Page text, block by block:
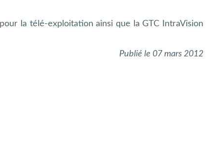
la télé-exploitation ainsi que la GTC IntraVision
Publié le 07 mars 2012